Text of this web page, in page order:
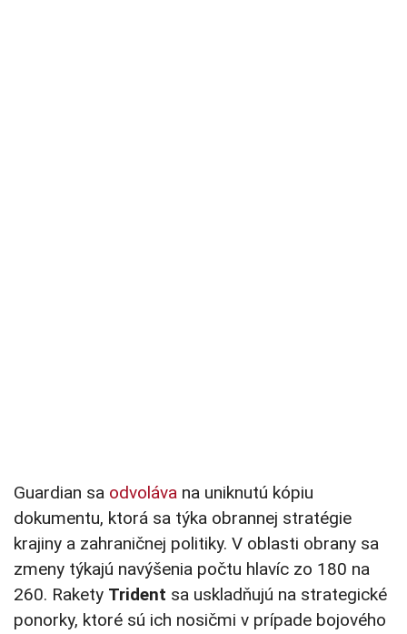
Guardian sa odvoláva na uniknutú kópiu
dokumentu, ktorá sa týka obrannej stratégie
krajiny a zahraničnej politiky. V oblasti obrany sa
zmeny týkajú navýšenia počtu hlavíc zo 180 na
260. Rakety Trident sa uskladňujú na strategické
ponorky, ktoré sú ich nosičmi v prípade bojového